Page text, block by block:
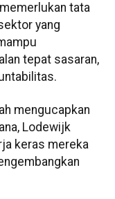
tata
yang
tepat sasaran,
mengucapkan
Lodewijk
keras mereka